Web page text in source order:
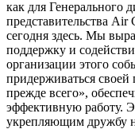
как для Генерального
представительства Air
сегодня здесь. Мы
поддержку и
организации этого
придерживаться своей
прежде всего»,
эффективную работу.
укрепляющим дружбу